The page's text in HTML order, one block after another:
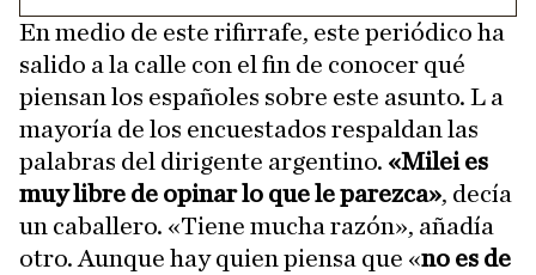
En medio de este rifirrafe, este periódico ha
salido a la calle con el fin de conocer qué
piensan los españoles sobre este asunto. L a
mayoría de los encuestados respaldan las
palabras del dirigente argentino. «Milei es
muy libre de opinar lo que le parezca», decía
un caballero. «Tiene mucha razón», añadía
otro. Aunque hay quien piensa que «no es de